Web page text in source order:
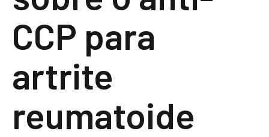
CCP para
artrite
reumatoide